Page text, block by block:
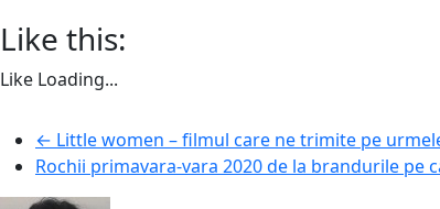
Like this:
Like Loading...
← Little women – filmul care ne trimite pe
Rochii primavara-vara 2020 de la brandurile pe